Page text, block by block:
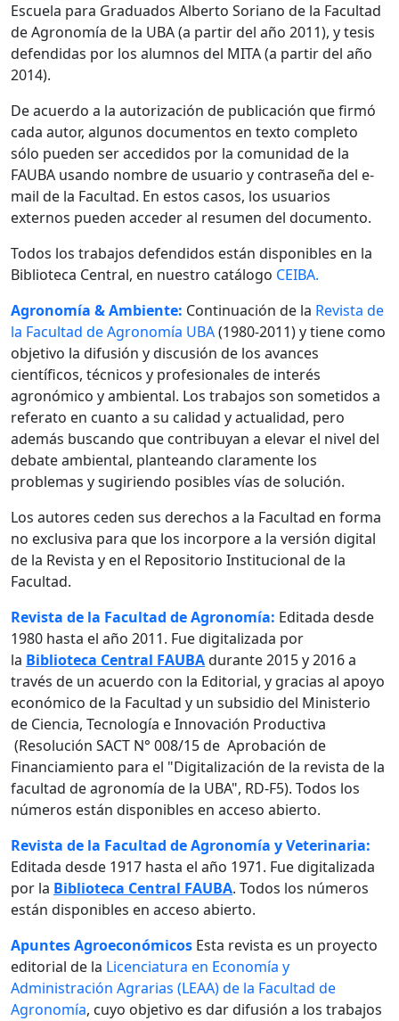
Escuela para Graduados Alberto Soriano de la Facultad
de Agronomía de la UBA (a partir del año 2011), y tesis
defendidas por los alumnos del MITA (a partir del año
2014).
De acuerdo a la autorización de publicación que firmó
cada autor, algunos documentos en texto completo
sólo pueden ser accedidos por la comunidad de la
FAUBA usando nombre de usuario y contraseña del e-
mail de la Facultad. En estos casos, los usuarios
externos pueden acceder al resumen del documento.
Todos los trabajos defendidos están disponibles en la
Biblioteca Central, en nuestro catálogo CEIBA.
Agronomía & Ambiente: Continuación de la Revista de
la Facultad de Agronomía UBA(1980-2011) y tiene como
objetivo la difusión y discusión de los avances
científicos, técnicos y profesionales de interés
agronómico y ambiental. Los trabajos son sometidos a
referato en cuanto a su calidad y actualidad, pero
además buscando que contribuyan a elevar el nivel del
debate ambiental, planteando claramente los
problemas y sugiriendo posibles vías de solución.
Los autores ceden sus derechos a la Facultad en forma
no exclusiva para que los incorpore a la versión digital
de la Revista y en el Repositorio Institucional de la
Facultad.
Revista de la Facultad de Agronomía: Editada desde
1980 hasta el año 2011. Fue digitalizada por
la Biblioteca Central FAUBAdurante 2015 y 2016 a
través de un acuerdo con la Editorial, y gracias al apoyo
económico de la Facultad y un subsidio del Ministerio
de Ciencia, Tecnología e Innovación Productiva
(Resolución SACT N° 008/15 de Aprobación de
Financiamiento para el "Digitalización de la revista de la
facultad de agronomía de la UBA", RD-F5). Todos los
números están disponibles en acceso abierto.
Revista de la Facultad de Agronomía y Veterinaria:
Editada desde 1917 hasta el año 1971. Fue digitalizada
por la Biblioteca Central FAUBA. Todos los números
están disponibles en acceso abierto.
Apuntes Agroeconómicos Esta revista es un proyecto
editorial de la Licenciatura en Economía y
Administración Agrarias (LEAA) de la Facultad de
Agronomía, cuyo objetivo es dar difusión a los trabajos